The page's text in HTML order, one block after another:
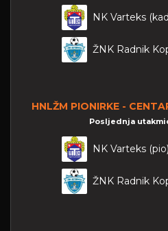
NK Varteks
ŽNK Radnik
HNLŽM PIONIRKE -
Posljednja
NK Varteks (pio)
ŽNK Radnik